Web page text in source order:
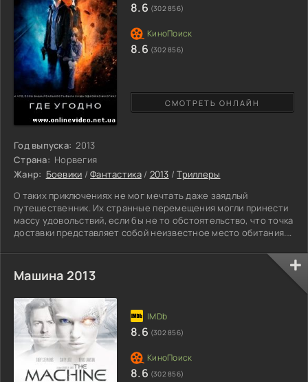
Год выпуска: 2013
Страна: Норвегия
Жанр: Боевики /Фантастика/ 2013 /Триллеры
О таких приключениях не мог мечтать даже заядлый
путешественник. Их странные перемещения могли принести
массу удовольствий, если бы не то обстоятельство, что точка
доставки представляет собой неизвестное место обитания.
страшно от предстоящей встречи с незнакомым миром. Где и
с кем жить – теперь за них решат другие. Кому дан способ,
перемещаться в пространстве далеких параллельных миров.
СМОТРЕТЬ ОНЛАЙН
8.6 (302 856)
8.6 (302 856)
Машина 2013
8.6 (302 856)
8.6 (302 856)